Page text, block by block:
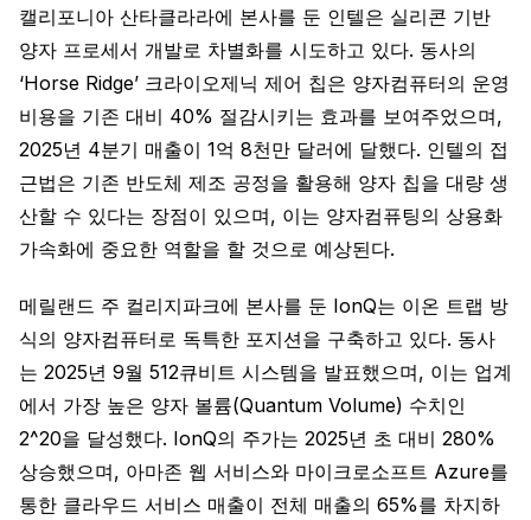
캘리포니아 산타클라라에 본사를 둔 인텔은 실리콘 기반
양자 프로세서 개발로 차별화를 시도하고 있다. 동사의
‘Horse Ridge’ 크라이오제닉 제어 칩은 양자컴퓨터의 운영
비용을 기존 대비 40% 절감시키는 효과를 보여주었으며,
2025년 4분기 매출이 1억 8천만 달러에 달했다. 인텔의 접
근법은 기존 반도체 제조 공정을 활용해 양자 칩을 대량 생
산할 수 있다는 장점이 있으며, 이는 양자컴퓨팅의 상용화
가속화에 중요한 역할을 할 것으로 예상된다.
메릴랜드 주 컬리지파크에 본사를 둔 IonQ는 이온 트랩 방
식의 양자컴퓨터로 독특한 포지션을 구축하고 있다. 동사
는 2025년 9월 512큐비트 시스템을 발표했으며, 이는 업계
에서 가장 높은 양자 볼륨(Quantum Volume) 수치인
2^20을 달성했다. IonQ의 주가는 2025년 초 대비 280%
상승했으며, 아마존 웹 서비스와 마이크로소프트 Azure를
통한 클라우드 서비스 매출이 전체 매출의 65%를 차지하